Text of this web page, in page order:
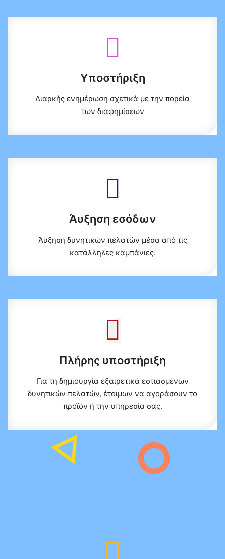
Υποστήριξη
Διαρκής ενημέρωση σχετικά με την πορεία
των διαφημίσεων
Άυξηση εσόδων
Άυξηση δυνητικών πελατών μέσα από τις
κατάλληλες καμπάνιες.
Πλήρης υποστήριξη
Για τη δημιουργία εξαιρετικά εστιασμένων
δυνητικών πελατών, έτοιμων να αγοράσουν το
προϊόν ή την υπηρεσία σας.